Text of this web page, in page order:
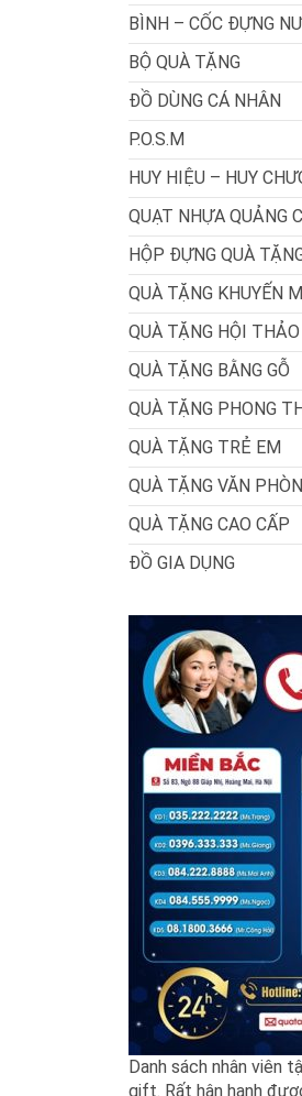
BÌNH – CỐC ĐỰNG
BỘ QUÀ TẶNG
ĐỒ DÙNG CÁ NHÂN
P.O.S.M
HUY HIỆU – HUY
QUẠT NHỰA QUẢNG
HỘP ĐỰNG QUÀ
QUÀ TẶNG KHUYẾN
QUÀ TẶNG HỘI THẢO
QUÀ TẶNG BẰNG GỖ
QUÀ TẶNG PHONG
QUÀ TẶNG TRẺ EM
QUÀ TẶNG VĂN
QUÀ TẶNG CAO CẤP
ĐỒ GIA DỤNG
Danh sách nhân viên
gift. Rất hân hạnh